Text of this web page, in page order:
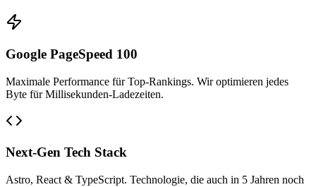
Google PageSpeed 100
Maximale Performance für Top-Rankings. Wir optimieren jedes
Byte für Millisekunden-Ladezeiten.
Next-Gen Tech Stack
Astro, React & TypeScript. Technologie, die auch in 5 Jahren noch